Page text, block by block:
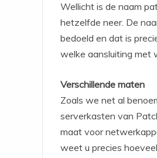
Wellicht is de naam
hetzelfde neer. De
bedoeld en dat is
welke aansluiting met
Verschillende maten
Zoals we net al
serverkasten van
maat voor
weet u precies